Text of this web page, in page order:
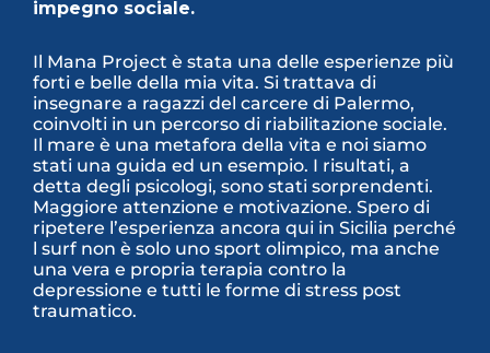
impegno sociale.
Il Mana Project è stata una delle esperienze più
forti e belle della mia vita. Si trattava di
insegnare a ragazzi del carcere di Palermo,
coinvolti in un percorso di riabilitazione sociale.
Il mare è una metafora della vita e noi siamo
stati una guida ed un esempio. I risultati, a
detta degli psicologi, sono stati sorprendenti.
Maggiore attenzione e motivazione. Spero di
ripetere l’esperienza ancora qui in Sicilia perché
l surf non è solo uno sport olimpico, ma anche
una vera e propria terapia contro la
depressione e tutti le forme di stress post
traumatico.